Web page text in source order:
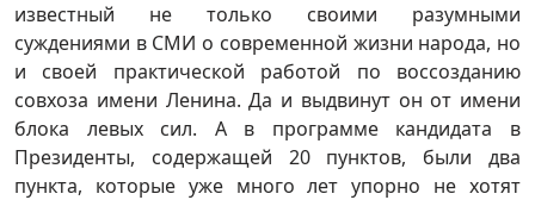
известный не только своими разумными
суждениями в СМИ о современной жизни народа, но
и своей практической работой по воссозданию
совхоза имени Ленина. Да и выдвинут он от имени
блока левых сил. А в программе кандидата в
Президенты, содержащей 20 пунктов, были два
пункта, которые уже много лет упорно не хотят